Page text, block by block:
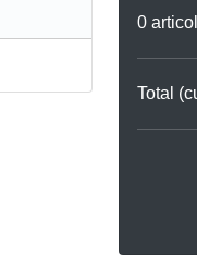
0
Total